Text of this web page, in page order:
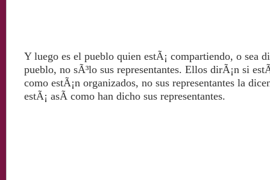
Y luego es el pueblo quien estÃ¡ compartiendo, o sea
pueblo, no sÃ³lo sus representantes. Ellos dirÃ¡n si
como estÃ¡n organizados, no sus representantes la
estÃ¡ asÃ­ como han dicho sus representantes.